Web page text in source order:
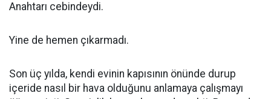
Anahtarı cebindeydi.
Yine de hemen çıkarmadı.
Son üç yılda, kendi evinin kapısının önünde durup
içeride nasıl bir hava olduğunu anlamaya çalışmayı